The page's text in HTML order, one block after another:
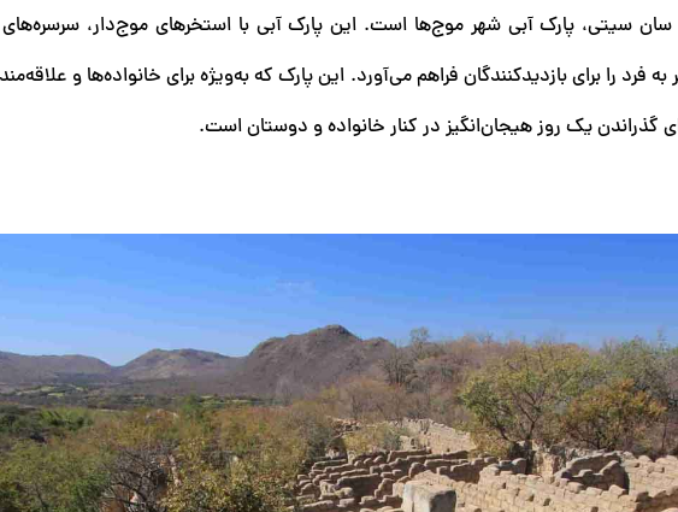
سیتی، پارک آبی شهر موج‌ها است. این پارک آبی با استخرهای موج‌دار، سرسره‌های
فرد را برای بازدیدکنندگان فراهم می‌آورد. این پارک که به‌ویژه برای خانواده‌ها و
گذراندن یک روز هیجان‌انگیز در کنار خانواده و دوستان است.